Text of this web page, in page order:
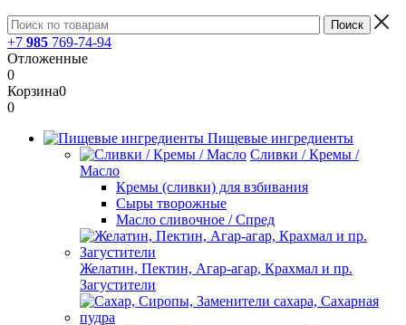
+7 985 769-74-94
Отложенные
0
Корзина0
0
Пищевые ингредиенты
Сливки / Кремы /
Масло
Кремы (сливки) для взбивания
Сыры творожные
Масло сливочное / Спред
Желатин, Пектин, Агар-агар, Крахмал и пр.
Загустители